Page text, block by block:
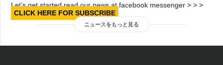
Let’s get started read our news at facebook messenger > > >
CLICK HERE FOR SUBSCRIBE
ニュースをもっと見る